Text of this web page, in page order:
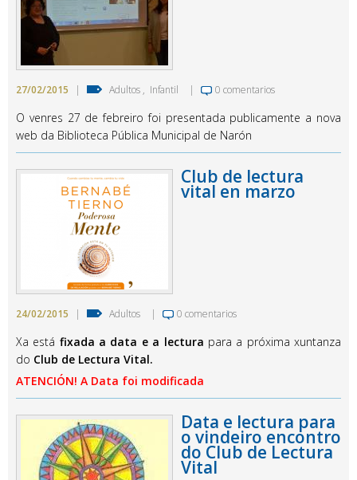
27/02/2015 | Adultos , Infantil | 0 comentarios
O venres 27 de febreiro foi presentada publicamente a nova
web da Biblioteca Pública Municipal de Narón
Club de lectura
vital en marzo
24/02/2015 | Adultos | 0 comentarios
Xa está fixada a data e a lectura para a próxima xuntanza
do Club de Lectura Vital.
ATENCIÓN! A Data foi modificada
Data e lectura para
o vindeiro encontro
do Club de Lectura
Vital